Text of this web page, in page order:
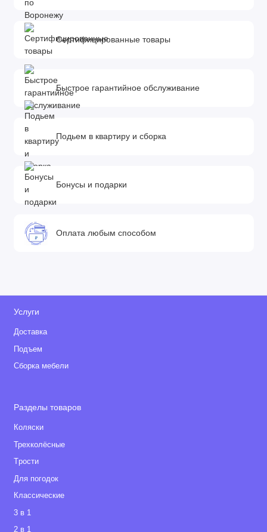
Сертифицированные товары
Быстрое гарантийное обслуживание
Подьем в квартиру и сборка
Бонусы и подарки
Оплата любым способом
Услуги
Доставка
Подъем
Сборка мебели
Разделы товаров
Коляски
Трехколёсные
Tрости
Для погодок
Классические
3 в 1
2 в 1